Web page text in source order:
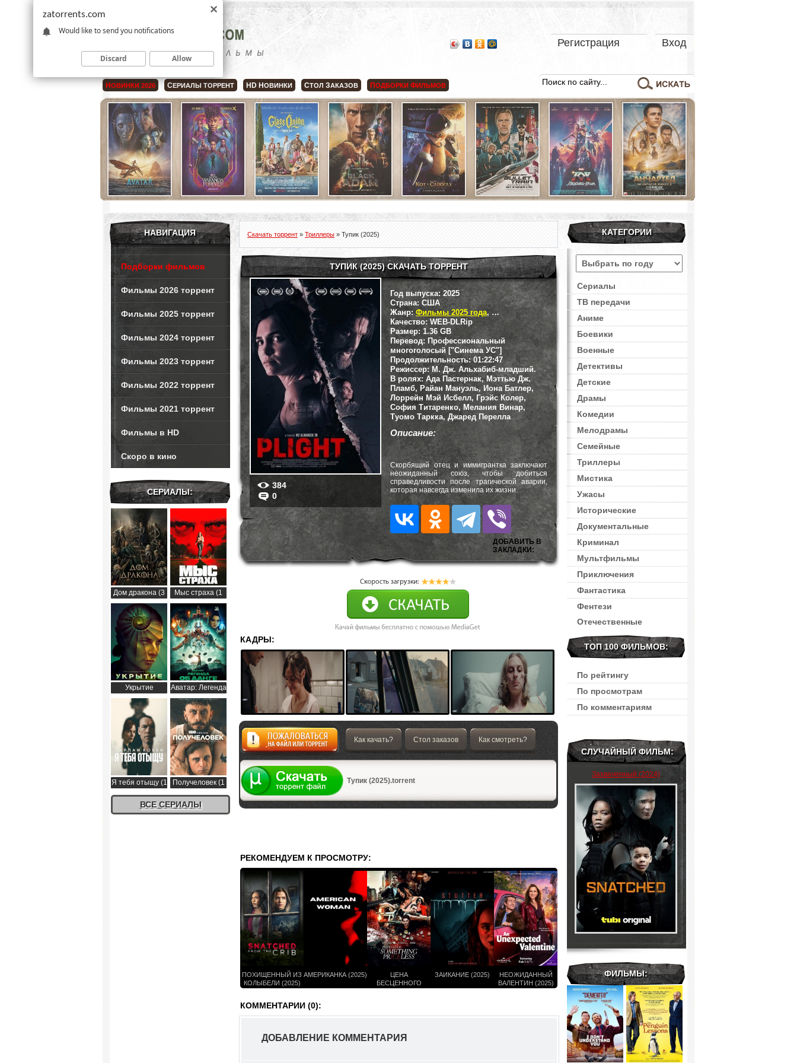
Регистрация Вход
НОВИНКИ 2026 СЕРИАЛЫ ТОРРЕНТ HD НОВИНКИ СТОЛ ЗАКАЗОВ ПОДБОРКИ ФИЛЬМОВ
НАВИГАЦИЯ
Подборки фильмов
Фильмы 2026 торрент
Фильмы 2025 торрент
Фильмы 2024 торрент
Фильмы 2023 торрент
Фильмы 2022 торрент
Фильмы 2021 торрент
Фильмы в HD
Скоро в кино
СЕРИАЛЫ:
Дом дракона (3
сезон)
Мыс страха (1
сезон)
Укрытие
(Бункер) (3
сезон)
Аватар: Легенда
об Аанге (2
сезон)
Я тебя отыщу (1
сезон)
Получеловек (1
сезон)
ВСЕ СЕРИАЛЫ
Скачать торрент » Триллеры » Тупик (2025)
ТУПИК (2025) СКАЧАТЬ ТОРРЕНТ
384
0
Год выпуска: 2025
Страна: США
Жанр: Фильмы 2025 года, Триллеры
Качество: WEB-DLRip
Размер: 1.36 GB
Перевод: Профессиональный
многоголосый ["Синема УС"]
Продолжительность:01:22:47
Режиссер: М. Дж. Альхабиб-младший.
В ролях: Ада Пастернак, Мэттью Дж.
Пламб, Райан Мануэль, Иона Батлер,
Лоррейн Мэй Исбелл, Грэйс Колер,
София Титаренко, Мелания Винар,
Туомо Таркка, Джаред Перелла
Описание:
Скорбящий отец и иммигрантка заключают
неожиданный союз, чтобы добиться
справедливости после трагической аварии,
которая навсегда изменила их жизни.
ДОБАВИТЬ В
ЗАКЛАДКИ:
КАДРЫ:
Жалоба
Как качать? Стол заказов Как смотреть?
Тупик (2025).torrent
РЕКОМЕНДУЕМ К ПРОСМОТРУ:
ПОХИЩЕННЫЙ ИЗ
КОЛЫБЕЛИ (2025)
АМЕРИКАНКА (2025)
ЦЕНА
БЕСЦЕННОГО
ЗАИКАНИЕ (2025)
НЕОЖИДАННЫЙ
ВАЛЕНТИН (2025)
КОММЕНТАРИИ (0):
ДОБАВЛЕНИЕ КОММЕНТАРИЯ
КАТЕГОРИИ
Сериалы
ТВ передачи
Аниме
Боевики
Военные
Детективы
Детские
Драмы
Комедии
Мелодрамы
Семейные
Триллеры
Мистика
Ужасы
Исторические
Документальные
Криминал
Мультфильмы
Приключения
Фантастика
Фентези
Отечественные
ТОП 100 ФИЛЬМОВ:
По рейтингу
По просмотрам
По комментариям
СЛУЧАЙНЫЙ ФИЛЬМ:
Захваченный (2024)
ФИЛЬМЫ:
zatorrents.com
Would like to send you notifications
Discard Allow